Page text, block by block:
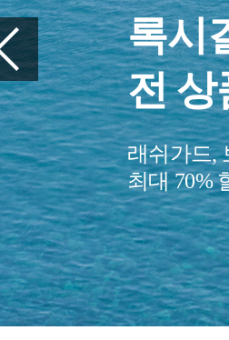
여행
꼭 챙
당신의 여
여행 아이